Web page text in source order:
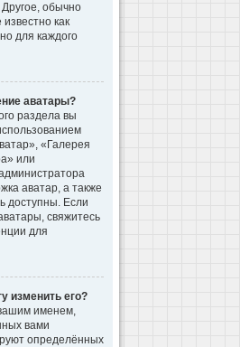
обычно
как
для каждого
аватары?
раздела вы
«Галерея
или
аватар, а также
доступны. Если
свяжитесь
для
изменить его?
именем,
вами
определённых